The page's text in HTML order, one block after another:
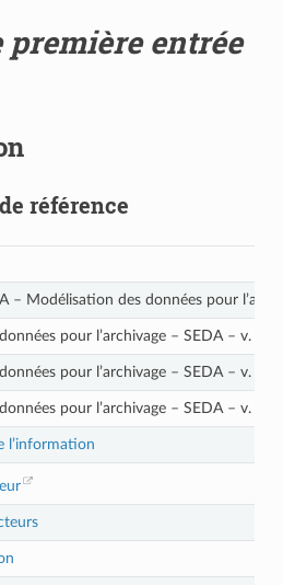
première entrée
référence
– Modélisation des données pour
pour l’archivage – SEDA – v. 2.1
pour l’archivage – SEDA – v. 2.2
pour l’archivage – SEDA – v. 2.3
l’information